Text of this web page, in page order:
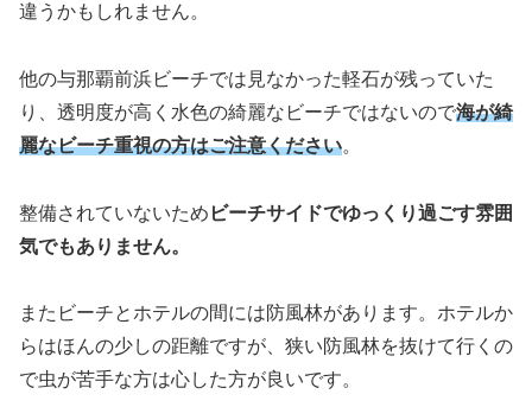
違うかもしれません。
他の与那覇前浜ビーチでは見なかった軽石が残っていた
り、透明度が高く水色の綺麗なビーチではないので海が綺
麗なビーチ重視の方はご注意ください。
整備されていないため ビーチサイドでゆっくり過ごす雰囲
気でもありません。
またビーチとホテルの間には防風林があります。ホテルか
らはほんの少しの距離ですが、狭い防風林を抜けて行くの
で虫が苦手な方は心した方が良いです。